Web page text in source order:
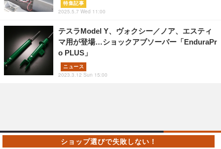
特集記事
2025.5.7 Wed 11:00
テスラModel Y、ヴォクシー／ノア、エスティ
マ用が登場…ショックアブソーバー「EnduraPr
o PLUS」
ニュース
2023.3.12 Sun 15:00